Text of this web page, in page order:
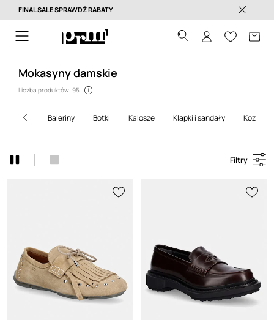
Dostawa nawet w 24h >
FINAL SALESPRAWDŹ RABATY
Mokasyny damskie
Liczba produktów: 95
baleriny botki kalosze klapki i sandały kozaki
Filtry